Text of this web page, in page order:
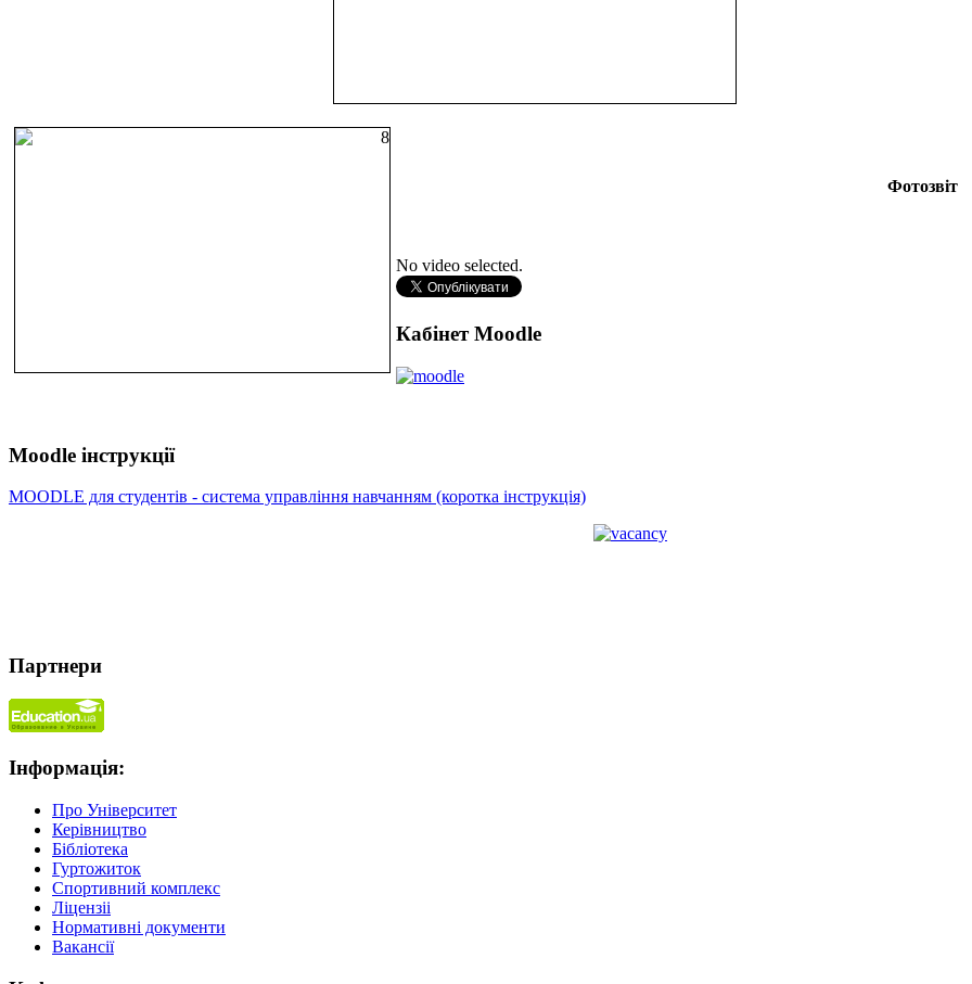
Фотозвіт
No video selected.
Кабінет Moodle
Moodle інструкції
MOODLE для студентів - система управління навчанням (коротка інструкція)
Партнери
Інформація:
Про Університет
Керівництво
Бібліотека
Гуртожиток
Спортивний комплекс
Ліцензіі
Нормативні документи
Вакансії